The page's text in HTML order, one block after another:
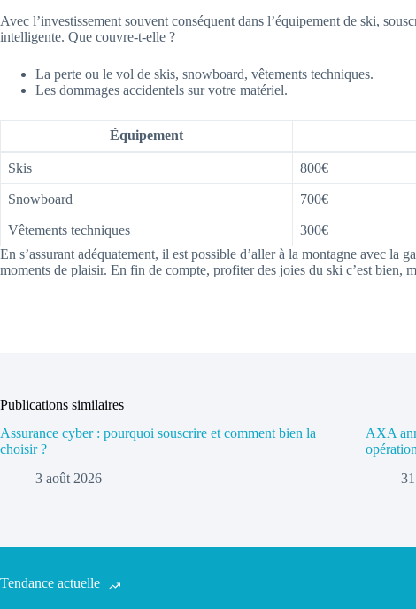
Avec l’investissement souvent conséquent dans l’équipement de ski,
intelligente. Que couvre-t-elle ?
La perte ou le vol de skis, snowboard, vêtements techniques.
Les dommages accidentels sur votre matériel.
Équipement
Skis 800€
Snowboard 700€
Vêtements techniques
300€
En s’assurant adéquatement, il est possible d’aller à la montagne avec la
moments de plaisir. En fin de compte, profiter des joies du ski c’est bien,
Publications similaires
Assurance cyber : pourquoi souscrire et comment bien la
choisir ?
3 août 2026
AXA
Tendance actuelle